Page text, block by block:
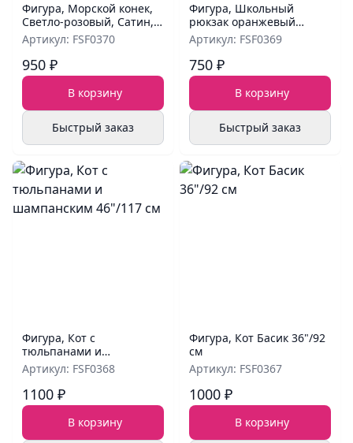
Фигура, Морской конек,
Светло-розовый, Сатин,
42''/107 см
Артикул: FSF0370
950 ₽
В корзину
Быстрый заказ
Фигура, Школьный
рюкзак оранжевый
28"/71 см
Артикул: FSF0369
750 ₽
В корзину
Быстрый заказ
Фигура, Кот с
тюльпанами и
шампанским 46"/117 см
Артикул: FSF0368
1100 ₽
В корзину
Фигура, Кот Басик 36"/92
см
Артикул: FSF0367
1000 ₽
В корзину